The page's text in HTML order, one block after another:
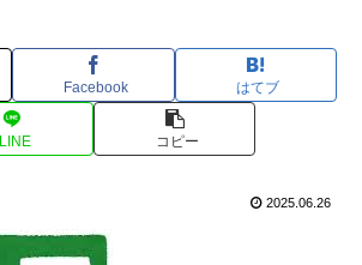
Facebook はてブ
LINE コピー
2025.06.26